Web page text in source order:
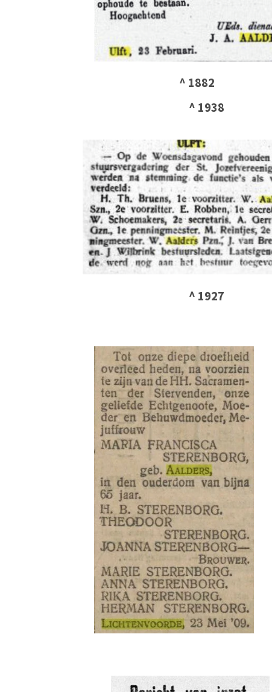
^ 1882
^ 1938
^ 1927